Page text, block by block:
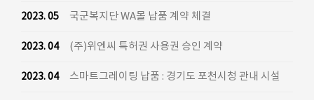
2023. 05 국군복지단 WA몰 납품 계약 체결
2023. 04 (주)위엔씨 특허권 사용권 승인 계약
2023. 04 스마트그레이팅 납품 : 경기도 포천시청 관내 시설